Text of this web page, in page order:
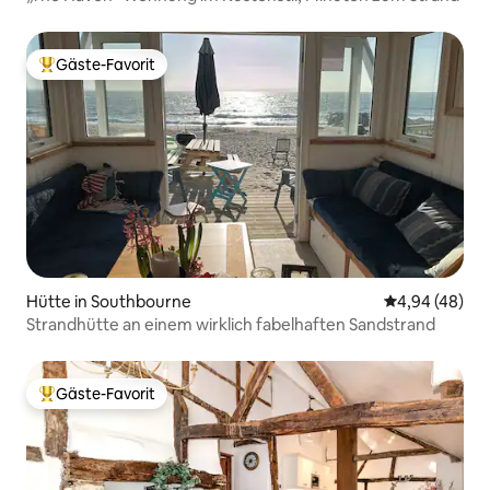
Beliebter Gäste-Favorit.
Gäste-Favorit
Hütte in Southbourne
4,94 (48)
Strandhütte an einem wirklich fabelhaften Sandstrand
Beliebter Gäste-Favorit.
Gäste-Favorit